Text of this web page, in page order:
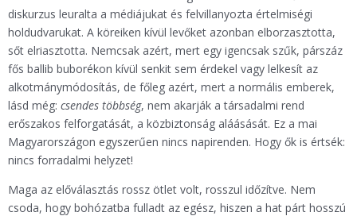
diskurzus leuralta a médiájukat és felvillanyozta értelmiségi
holdudvarukat. A köreiken kívül levőket azonban elborzasztotta,
sőt elriasztotta. Nemcsak azért, mert egy igencsak szűk, párszáz
fős ballib buborékon kívül senkit sem érdekel vagy lelkesít az
alkotmánymódosítás, de főleg azért, mert a normális emberek,
lásd még: csendes többség, nem akarják a társadalmi rend
erőszakos felforgatását, a közbiztonság aláásását. Ez a mai
Magyarországon egyszerűen nincs napirenden. Hogy ők is értsék:
nincs forradalmi helyzet!
Maga az előválasztás rossz ötlet volt, rosszul időzítve. Nem
csoda, hogy bohózatba fulladt az egész, hiszen a hat párt hosszú